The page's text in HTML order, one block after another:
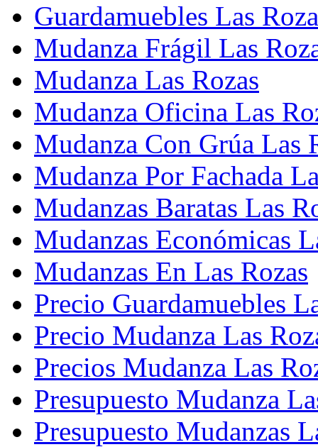
Guardamuebles Las
Mudanza Frágil Las
Mudanza Las Rozas
Mudanza Oficina Las
Mudanza Con Grúa Las
Mudanza Por Fachada
Mudanzas Baratas Las
Mudanzas Económicas
Mudanzas En Las Rozas
Precio Guardamuebles
Precio Mudanza Las
Precios Mudanza Las
Presupuesto Mudanza
Presupuesto Mudanzas